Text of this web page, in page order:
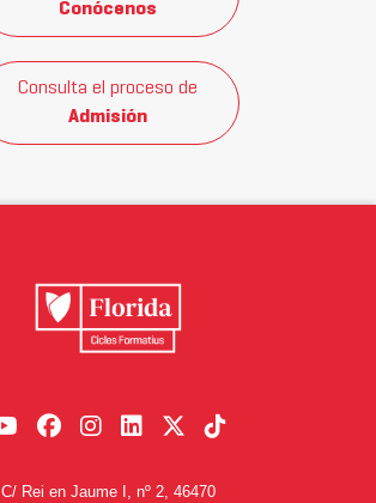
Conócenos
Consulta el proceso de
Admisión
C/ Rei en Jaume I, nº 2, 46470